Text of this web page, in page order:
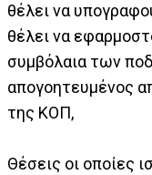
θέλει να
θέλει να
συμβόλαια των
απογοητευμένος
της ΚΟΠ,
Θέσεις οι οποίες